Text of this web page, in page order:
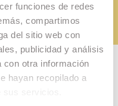
funciones de redes
compartimos
del sitio web con
publicidad y análisis
con otra información
hayan recopilado a